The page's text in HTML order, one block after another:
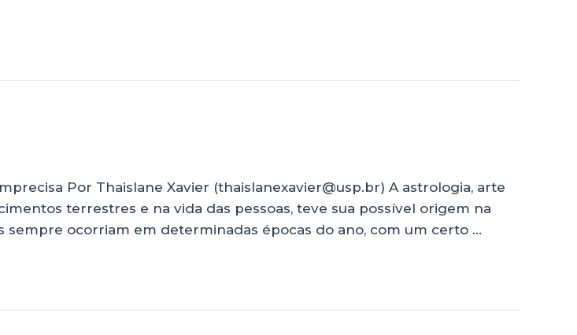
Por Thaislane Xavier (thaislanexavier@usp.br) A astrologia, arte
terrestres e na vida das pessoas, teve sua possível origem na
sempre ocorriam em determinadas épocas do ano, com um certo …